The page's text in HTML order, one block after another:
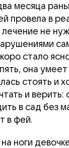
месяца
провела в
лечение не
стало
она
стоять и
и верить:
в сад без
в фей.
ноги